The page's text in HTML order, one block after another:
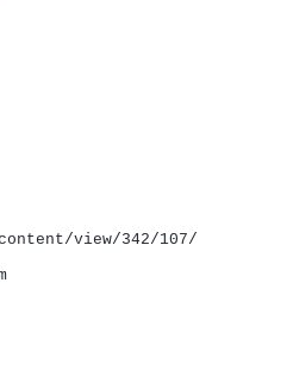
view/342/107/